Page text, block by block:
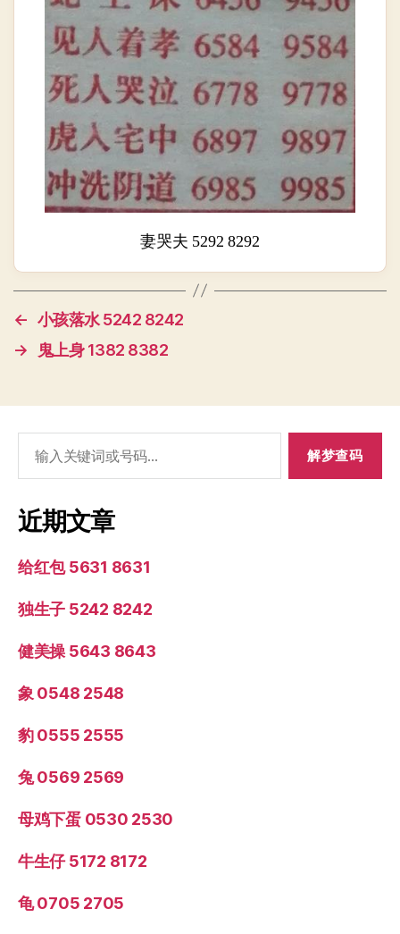
妻哭夫 5292 8292
← 小孩落水 5242 8242
→
鬼上身 1382 8382
索：
近期文章
给红包 5631 8631
独生子 5242 8242
健美操 5643 8643
象 0548 2548
豹 0555 2555
兔 0569 2569
母鸡下蛋 0530 2530
牛生仔 5172 8172
龟 0705 2705